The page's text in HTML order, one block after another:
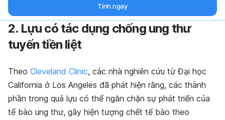
Tính ngay
2. Lựu có tác dụng chống ung thư
tuyến tiền liệt
Theo Cleveland Clinic, các nhà nghiên cứu từ Đại học
California ở Los Angeles đã phát hiện rằng, các thành
phần trong quả lựu có thể ngăn chặn sự phát triển của
tế bào ung thư, gây hiện tượng chết tế bào theo